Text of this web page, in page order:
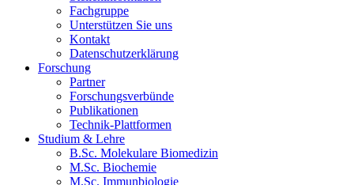
Fachgruppe
Unterstützen Sie uns
Kontakt
Datenschutzerklärung
Forschung
Partner
Forschungsverbünde
Publikationen
Technik-Plattformen
Studium & Lehre
B.Sc. Molekulare Biomedizin
M.Sc. Biochemie
M.Sc. Immunbiologie